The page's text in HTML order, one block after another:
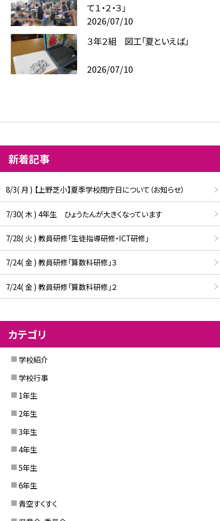
て１・２・３」
2026/07/10
３年２組 図工「夏といえば」
2026/07/10
新着記事
8/3( 月 ) 【上野芝小】夏季学校閉庁日について（お知らせ）
7/30( 木 ) 4年生 ひょうたんが大きくなっています
7/28( 火 ) 教員研修「生徒指導研修・ICT研修」
7/24( 金 ) 教員研修「算数科研修」３
7/24( 金 ) 教員研修「算数科研修」２
カテゴリ
学校紹介
学校行事
1年生
2年生
3年生
4年生
5年生
6年生
青空すくすく